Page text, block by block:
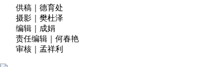
供稿｜德育处
摄影｜樊杜泽
编辑｜成娟
责任编辑｜何春艳
审核｜孟祥利